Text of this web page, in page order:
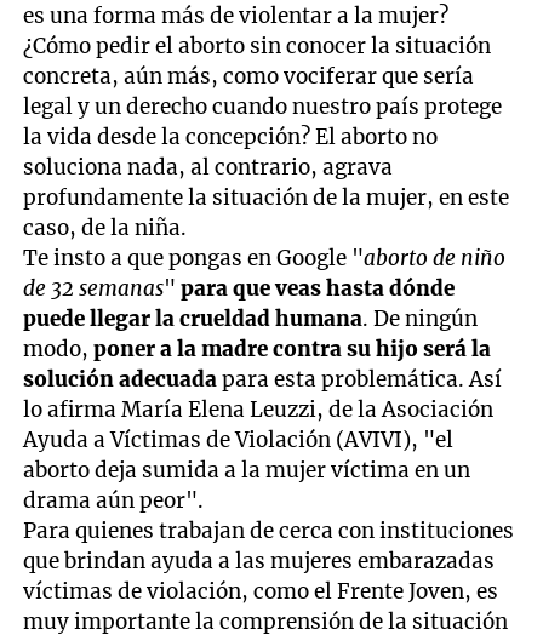
es una forma más de violentar a la mujer?
¿Cómo pedir el aborto sin conocer la situación
concreta, aún más, como vociferar que sería
legal y un derecho cuando nuestro país protege
la vida desde la concepción? El aborto no
soluciona nada, al contrario, agrava
profundamente la situación de la mujer, en este
caso, de la niña.
Te insto a que pongas en Google "aborto de niño
de 32 semanas"para que veas hasta dónde
puede llegar la crueldad humana. De ningún
modo,poner a la madre contra su hijo será la
solución adecuadapara esta problemática. Así
lo afirma María Elena Leuzzi, de la Asociación
Ayuda a Víctimas de Violación (AVIVI), "el
aborto deja sumida a la mujer víctima en un
drama aún peor".
Para quienes trabajan de cerca con instituciones
que brindan ayuda a las mujeres embarazadas
víctimas de violación, como el Frente Joven, es
muy importante la comprensión de la situación